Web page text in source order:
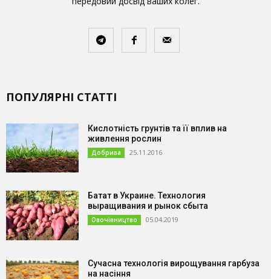
ПОПУЛЯРНІ СТАТТІ
Кислотність грунтів та її вплив на
живлення рослин
Добрива 25.11.2016
Батат в Украине. Технология
выращивания и рынок сбыта
Овочівництво 05.04.2019
Сучасна технологія вирощування гарбуза
на насіння